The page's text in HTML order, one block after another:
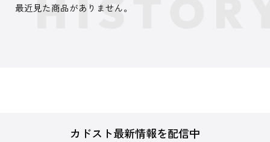
最近見た商品がありません。
カドスト最新情報を配信中